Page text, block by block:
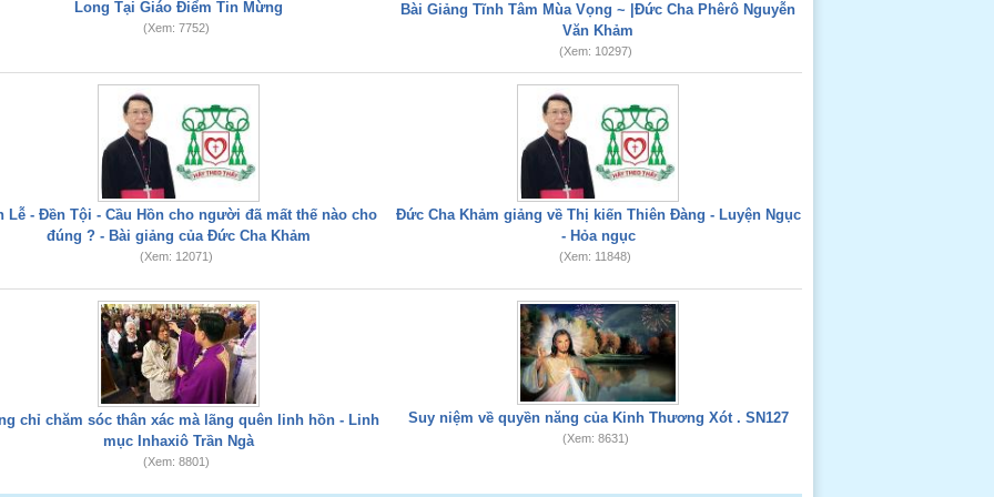
Long Tại Giáo Điểm Tin Mừng
(Xem: 7752)
Bài Giảng Tĩnh Tâm Mùa Vọng ~ |Đức Cha Phêrô Nguyễn
Văn Khảm
(Xem: 10297)
Lễ - Đền Tội - Cầu Hồn cho người đã mất thế nào cho
đúng ? - Bài giảng của Đức Cha Khảm
(Xem: 12071)
Đức Cha Khảm giảng về Thị kiến Thiên Đàng - Luyện Ngục
- Hỏa ngục
(Xem: 11848)
chỉ chăm sóc thân xác mà lãng quên linh hồn - Linh
mục Inhaxiô Trần Ngà
(Xem: 8801)
Suy niệm về quyền năng của Kinh Thương Xót . SN127
(Xem: 8631)